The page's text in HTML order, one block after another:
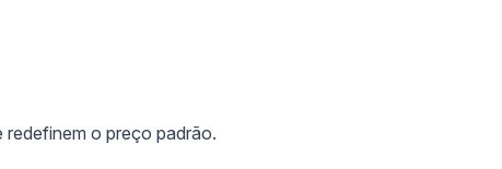
o preço padrão.